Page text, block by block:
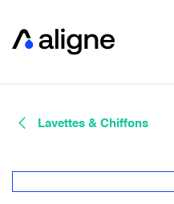
Lavettes & Chiffons